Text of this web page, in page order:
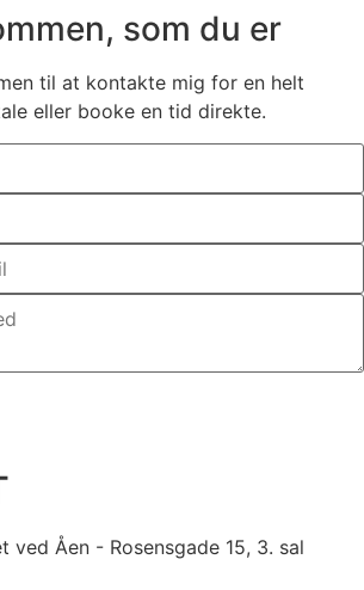
som du er
til at kontakte mig for en helt
eller booke en tid direkte.
ved Åen - Rosensgade 15, 3. sal